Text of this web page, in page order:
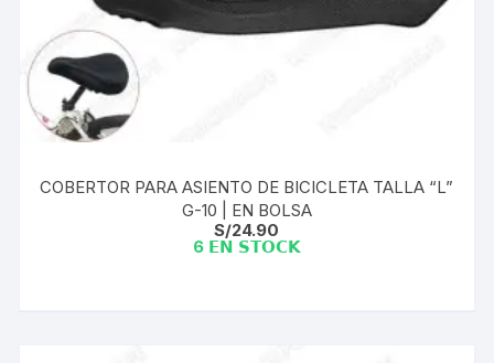
COBERTOR PARA ASIENTO DE BICICLETA TALLA “L”
G-10 | EN BOLSA
S/24.90
6 𝗘𝗡 𝗦𝗧𝗢𝗖𝗞